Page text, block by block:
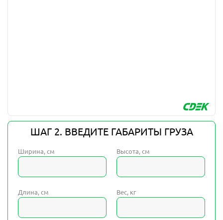
ШАГ 2. ВВЕДИТЕ ГАБАРИТЫ ГРУЗА
Ширина, см Высота, см
Длина, см Вес, кг